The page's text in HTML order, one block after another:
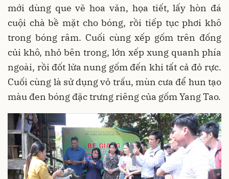
mới dùng que vẽ hoa văn, họa tiết, lấy hòn đá
cuội chà bề mặt cho bóng, rồi tiếp tục phơi khô
trong bóng râm. Cuối cùng xếp gốm trên đống
củi khô, nhỏ bên trong, lớn xếp xung quanh phía
ngoài, rồi đốt lửa nung gốm đến khi tất cả đỏ rực.
Cuối cùng là sử dụng vỏ trấu, mùn cưa để hun tạo
màu đen bóng đặc trưng riêng của gốm Yang Tao.